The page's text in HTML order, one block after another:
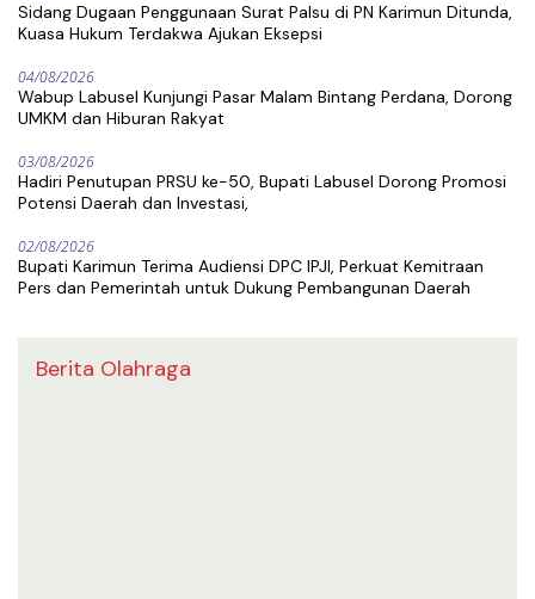
Sidang Dugaan Penggunaan Surat Palsu di PN Karimun Ditunda,
Kuasa Hukum Terdakwa Ajukan Eksepsi
04/08/2026
Wabup Labusel Kunjungi Pasar Malam Bintang Perdana, Dorong
UMKM dan Hiburan Rakyat
03/08/2026
Hadiri Penutupan PRSU ke-50, Bupati Labusel Dorong Promosi
Potensi Daerah dan Investasi,
02/08/2026
Bupati Karimun Terima Audiensi DPC IPJI, Perkuat Kemitraan
Pers dan Pemerintah untuk Dukung Pembangunan Daerah
Berita Olahraga